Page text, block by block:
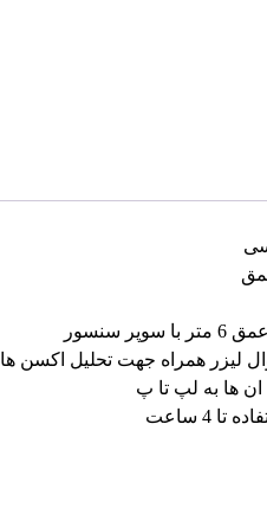
لیزر همراه جهت تحلیل اکسن ها
ان ها به لپ تا پ
4 ساعت